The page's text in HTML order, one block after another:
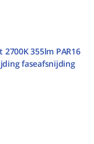
355lm PAR16
faseafsnijding